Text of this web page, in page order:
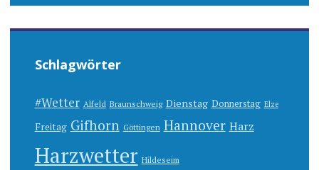
Schlagwörter
#Wetter Alfeld Braunschweig Dienstag Donnerstag Elze
Freitag Gifhorn Göttingen Hannover Harz
Harzwetter Hildeseim